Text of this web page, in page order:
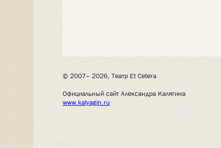
© 2007– 2026, Театр Et Cetera
Официальный сайт Александра Калягина
www.kalyagin.ru